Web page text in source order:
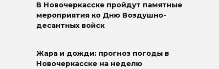
В Новочеркасске пройдут памятные
мероприятия ко Дню Воздушно-
десантных войск
Жара и дожди: прогноз погоды в
Новочеркасске на неделю